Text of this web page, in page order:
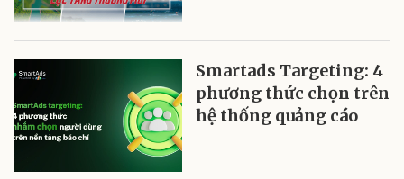
Smartads Targeting: 4
phương thức chọn trên
hệ thống quảng cáo